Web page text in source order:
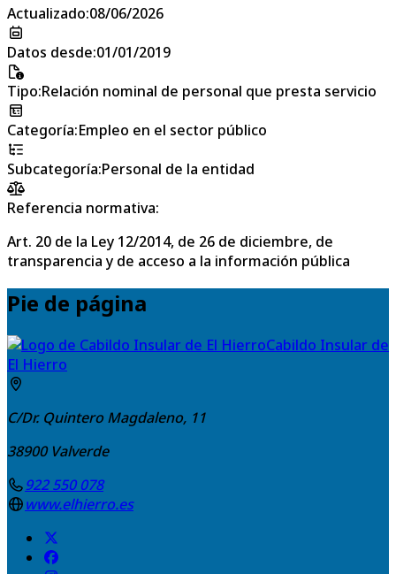
Actualizado:08/06/2026
Datos desde:01/01/2019
Tipo:Relación nominal de personal que presta servicio
Categoría:Empleo en el sector público
Subcategoría:Personal de la entidad
Referencia normativa:
Art. 20 de la Ley 12/2014, de 26 de diciembre, de
transparencia y de acceso a la información pública
Pie de página
Cabildo Insular de
El Hierro
C/Dr. Quintero Magdaleno, 11
38900 Valverde
922 550 078
www.elhierro.es